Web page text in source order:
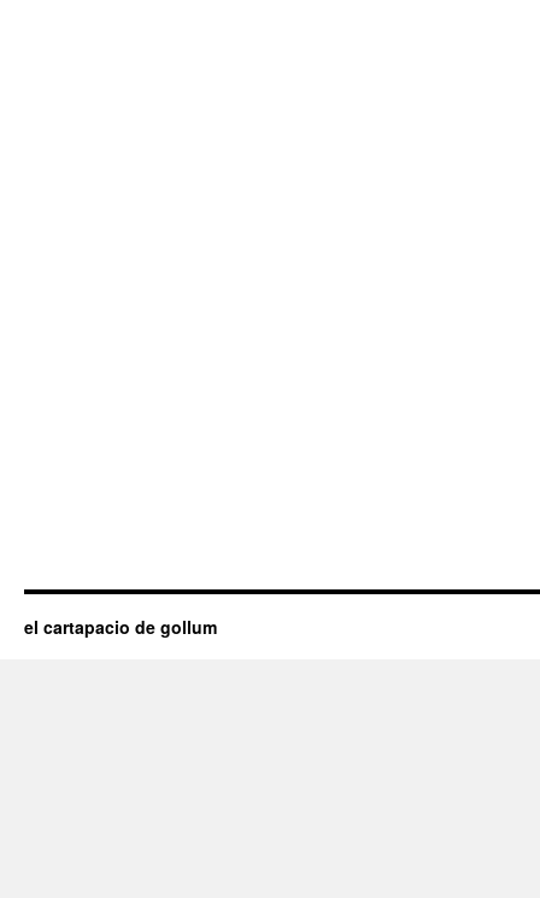
el cartapacio de gollum